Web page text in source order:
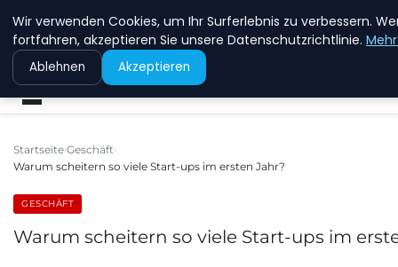
MFD DRESDEN
Startseite Geschäft
Warum scheitern so viele Start-ups im ersten Jahr?
GESCHÄFT
Warum scheitern so viele Start-ups im
Wir verwenden Cookies, um Ihr Surferlebnis zu verbessern.
fortfahren, akzeptieren Sie unsere Datenschutzrichtlinie.
Ablehnen Akzeptieren